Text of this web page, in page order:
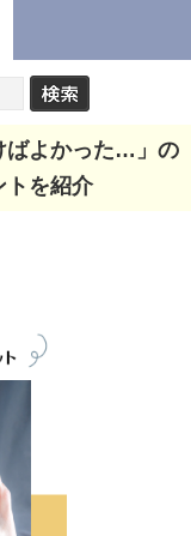
ばよかった…」の
トを紹介